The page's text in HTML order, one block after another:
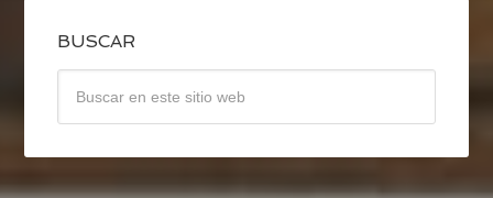
BUSCAR